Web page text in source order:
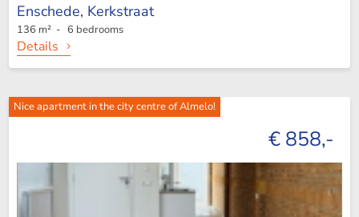
Enschede, Kerkstraat
136 m² - 6 bedrooms
Details
Nice apartment in the city centre of Almelo!
€ 858,-